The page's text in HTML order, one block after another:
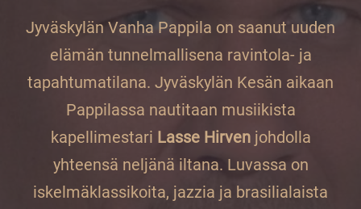
ympäri
Jyväskylän Vanha Pappila on saanut uuden
elämän tunnelmallisena ravintola- ja
tapahtumatilana. Jyväskylän Kesän aikaan
Pappilassa nautitaan musiikista
kapellimestari Lasse Hirvenjohdolla
yhteensä neljänä iltana. Luvassa on
iskelmäklassikoita, jazzia ja brasilialaista